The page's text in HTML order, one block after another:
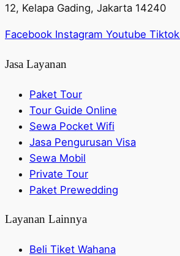
12, Kelapa Gading, Jakarta 14240
Facebook Instagram Youtube Tiktok
Jasa Layanan
Paket Tour
Tour Guide Online
Sewa Pocket Wifi
Jasa Pengurusan Visa
Sewa Mobil
Private Tour
Paket Prewedding
Layanan Lainnya
Beli Tiket Wahana